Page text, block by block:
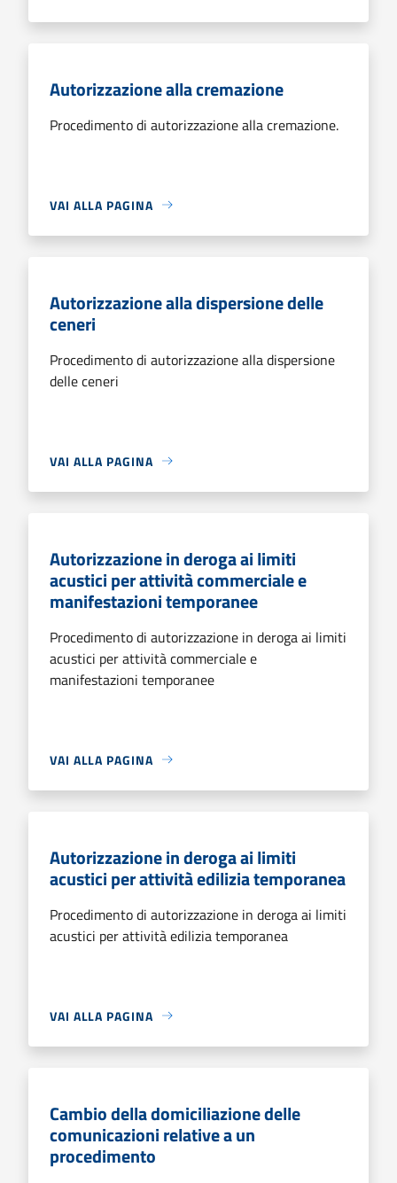
Autorizzazione alla cremazione
Procedimento di autorizzazione alla cremazione.
VAI ALLA PAGINA
Autorizzazione alla dispersione delle
ceneri
Procedimento di autorizzazione alla dispersione
delle ceneri
VAI ALLA PAGINA
Autorizzazione in deroga ai limiti
acustici per attività commerciale e
manifestazioni temporanee
Procedimento di autorizzazione in deroga ai limiti
acustici per attività commerciale e
manifestazioni temporanee
VAI ALLA PAGINA
Autorizzazione in deroga ai limiti
acustici per attività edilizia temporanea
Procedimento di autorizzazione in deroga ai limiti
acustici per attività edilizia temporanea
VAI ALLA PAGINA
Cambio della domiciliazione delle
comunicazioni relative a un
procedimento